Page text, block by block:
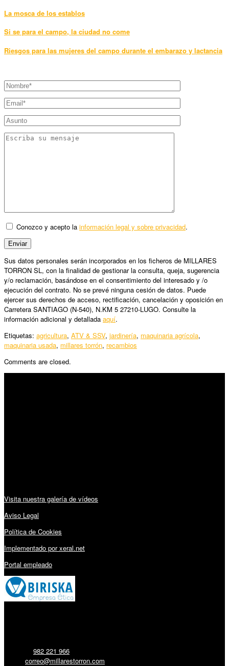
La mosca de los establos
Si se para el campo, la ciudad no come
Riesgos para las mujeres del campo durante el embarazo y lactancia
Conozco y acepto la información legal y sobre privacidad.
Sus datos personales serán incorporados en los ficheros de MILLARES
TORRON SL, con la finalidad de gestionar la consulta, queja, sugerencia
y/o reclamación, basándose en el consentimiento del interesado y /o
ejecución del contrato. No se prevé ninguna cesión de datos. Puede
ejercer sus derechos de acceso, rectificación, cancelación y oposición en
Carretera SANTIAGO (N-540), N.KM 5 27210-LUGO. Consulte la
información adicional y detallada aquí.
Etiquetas: agricultura, ATV & SSV, jardinería, maquinaria agrícola,
maquinaria usada, millares torrón, recambios
Comments are closed.
Visita nuestra galería de vídeos
Aviso Legal
Política de Cookies
Implementado por xeral.net
Portal empleado
982 221 966
correo@millarestorron.com